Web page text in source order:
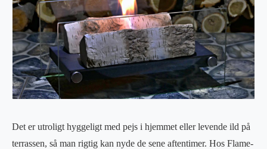
Det er utroligt hyggeligt med pejs i hjemmet eller levende ild på
terrassen, så man rigtig kan nyde de sene aftentimer. Hos Flame-